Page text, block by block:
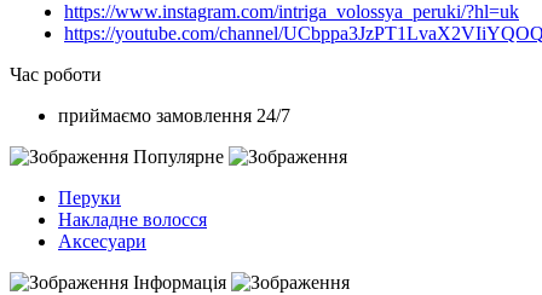
https://www.instagram.com/intriga_volossya_peruki/?hl=uk
https://youtube.com/channel/
Час роботи
приймаємо замовлення 24/7
Популярне
Перуки
Накладне волосся
Аксесуари
Інформація